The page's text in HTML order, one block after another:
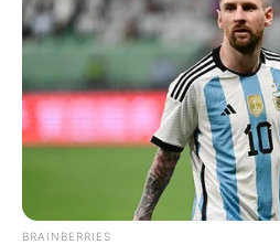
BRAINBERRIES